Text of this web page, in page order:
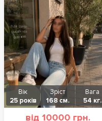
Вік
25 років
Зріст
168 см.
Вага
54 кг.
від 10000 грн.